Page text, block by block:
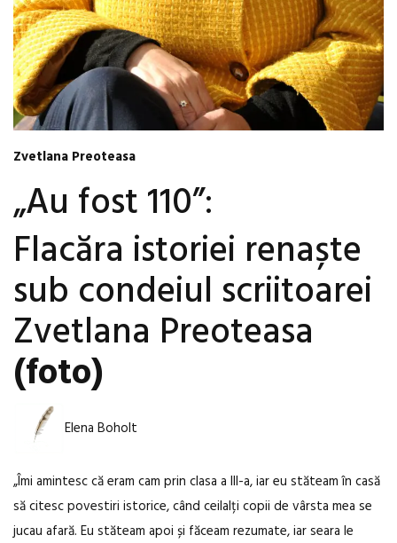
Zvetlana Preoteasa
„Au fost 110”:
Flacăra istoriei renaște
sub condeiul scriitoarei
Zvetlana Preoteasa
(foto)
Elena Boholt
„Îmi amintesc că eram cam prin clasa a III-a, iar eu stăteam în casă
să citesc povestiri istorice, când ceilalți copii de vârsta mea se
jucau afară. Eu stăteam apoi și făceam rezumate, iar seara le